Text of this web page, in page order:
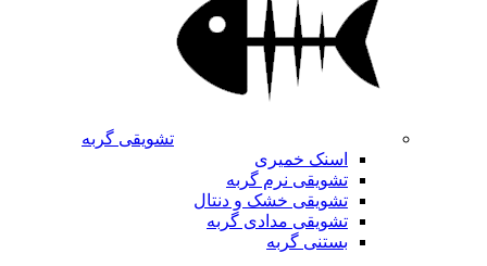
تشویقی گربه
اسنک خمیری
تشویقی نرم گربه
تشویقی خشک و دنتال
تشویقی مدادی گربه
بستنی گربه